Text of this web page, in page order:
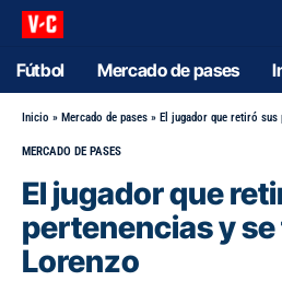
Fútbol Mercado de pases
Inicio » Mercado de pases » El jugador que retiró sus
MERCADO DE PASES
El jugador que
pertenencias y se
Lorenzo